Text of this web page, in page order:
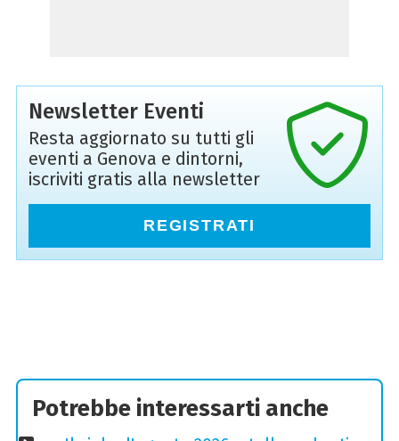
Newsletter Eventi
Resta aggiornato su tutti gli
eventi a Genova e dintorni,
iscriviti gratis alla newsletter
REGISTRATI
Potrebbe interessarti anche